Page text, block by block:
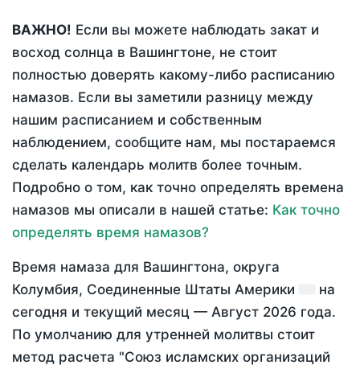
ВАЖНО! Если вы можете наблюдать закат и
восход солнца в Вашингтоне, не стоит
полностью доверять какому-либо расписанию
намазов. Если вы заметили разницу между
нашим расписанием и собственным
наблюдением, сообщите нам, мы постараемся
сделать календарь молитв более точным.
Подробно о том, как точно определять времена
намазов мы описали в нашей статье: Как точно
определять время намазов?
Время намаза для Вашингтона, округа
Колумбия, Соединенные Штаты Америки
на
сегодня и текущий месяц — Август 2026 года.
По умолчанию для утренней молитвы стоит
метод расчета "Союз исламских организаций